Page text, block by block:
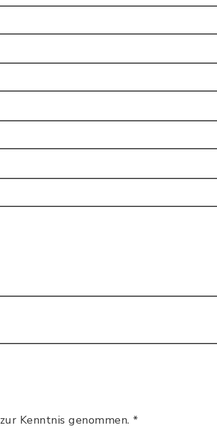
zur Kenntnis genommen. *